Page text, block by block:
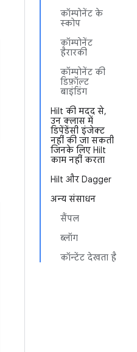
कॉम्पोनेंट के
स्कोप
कॉम्पोनेंट
हैरारकी
कॉम्पोनेंट की
डिफ़ॉल्ट
बाइंडिंग
Hilt की मदद से,
उन क्लास में
डिपेंडेंसी इंजेक्ट
नहीं की जा सकती
जिनके लिए Hilt
काम नहीं करता
Hilt और Dagger
अन्य संसाधन
सैंपल
ब्लॉग
कॉन्टेंट देखता है